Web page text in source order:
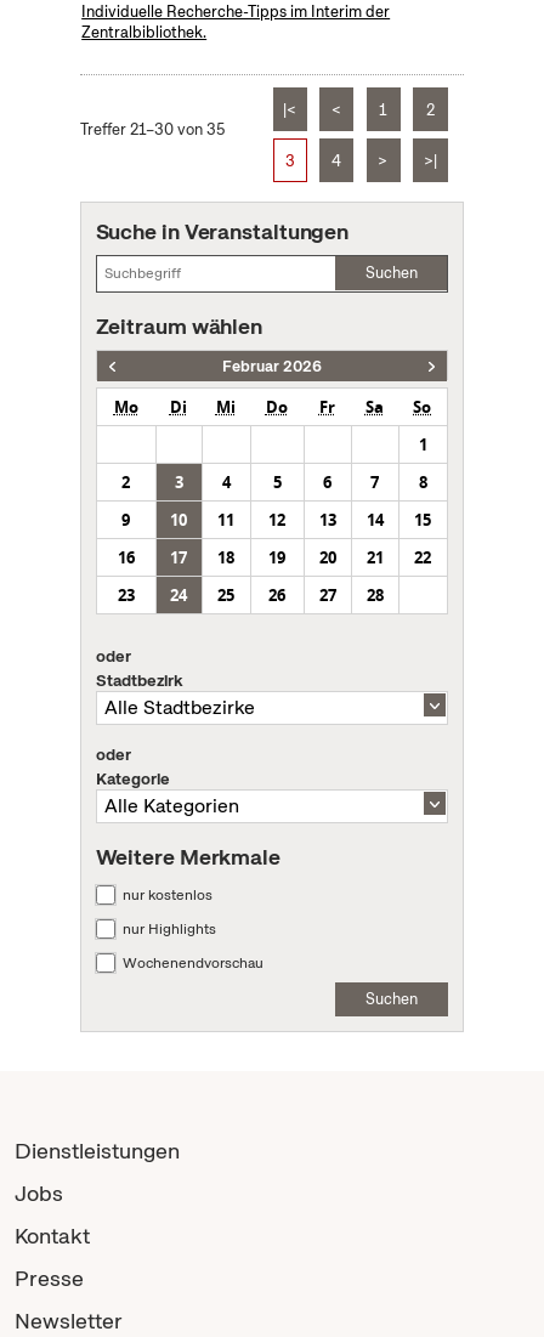
Individuelle Recherche-Tipps im Interim der
Zentralbibliothek.
Treffer 21–30 von 35
|< < 1 2
3 4 > >|
Suche in Veranstaltungen
Suchen
Zeitraum wählen
Februar 2026
Mo Di Mi Do Fr Sa
So
1
2
3 4 5 6 7
8
9
10 11 12 13 14
15
16
17 18 19 20 21
22
23
24 25 26 27 28
oder
Stadtbezirk
oder
Kategorie
Weitere Merkmale
nur kostenlos
nur Highlights
Wochenendvorschau
Suchen
Dienstleistungen
Jobs
Kontakt
Presse
Newsletter